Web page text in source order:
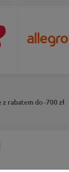
rabatem do -700 zł